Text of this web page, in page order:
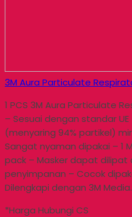
3M Aura Particulate
1 PCS 3M Aura Particulate
– Sesuai dengan standar UE
(menyaring 94% partikel)
Sangat nyaman dipakai – 1
pack – Masker dapat
penyimpanan – Cocok
Dilengkapi dengan 3M
*Harga Hubungi CS